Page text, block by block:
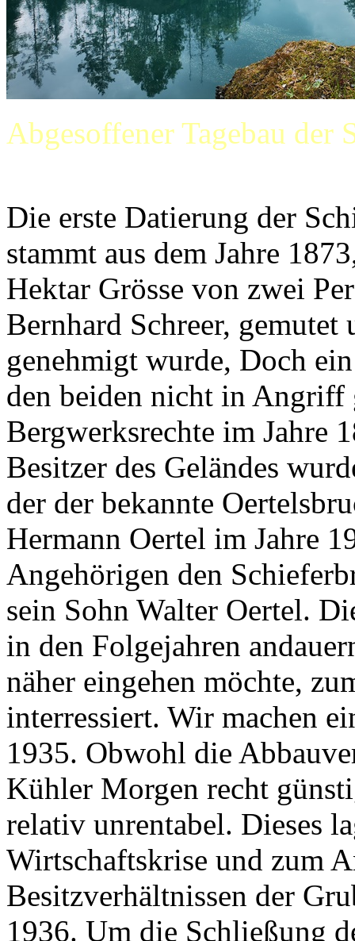
Abgesoffener Tagebau
Die erste Datierung der
stammt aus dem Jahre
Hektar Grösse von zwei
Bernhard Schreer,
genehmigt wurde, Doch
den beiden nicht in Angriff
Bergwerksrechte im Jahre
Besitzer des Geländes
der der bekannte
Hermann Oertel im Jahre
Angehörigen den
sein Sohn Walter Oertel.
in den Folgejahren
näher eingehen möchte,
interressiert. Wir machen
1935. Obwohl die
Kühler Morgen recht
relativ unrentabel. Dieses
Wirtschaftskrise und zum
Besitzverhältnissen der
1936. Um die Schließung